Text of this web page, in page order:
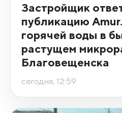
Застройщик
публикацию
горячей воды в
растущем
Благовещенска
сегодня, 12:59